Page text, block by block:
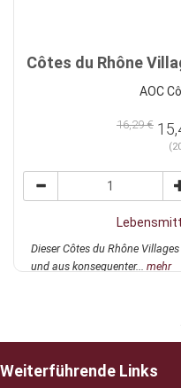
Côtes du Rhône
AOC
16,29 €
Dieser Côtes du Rhône
und aus konsequenter... mehr
Weiterführende Links